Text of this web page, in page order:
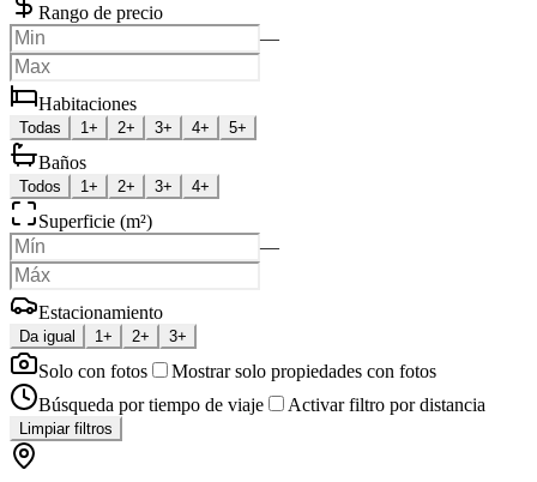
Rango de precio
—
Habitaciones
Todas 1+ 2+ 3+ 4+ 5+
Baños
Todos 1+ 2+ 3+ 4+
Superficie (m²)
—
Estacionamiento
Da igual 1+ 2+ 3+
Solo con fotos
Mostrar solo propiedades con fotos
Búsqueda por tiempo de viaje
Activar filtro por distancia
Limpiar filtros